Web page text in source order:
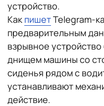
устройство.
Как пишетTelegram-
предварительным
взрывное
днищем машины со
сиденья рядом с
устанавливают
действие.